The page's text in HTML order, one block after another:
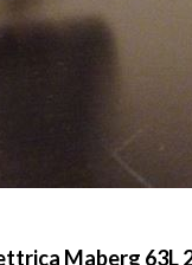
Maberg 63L